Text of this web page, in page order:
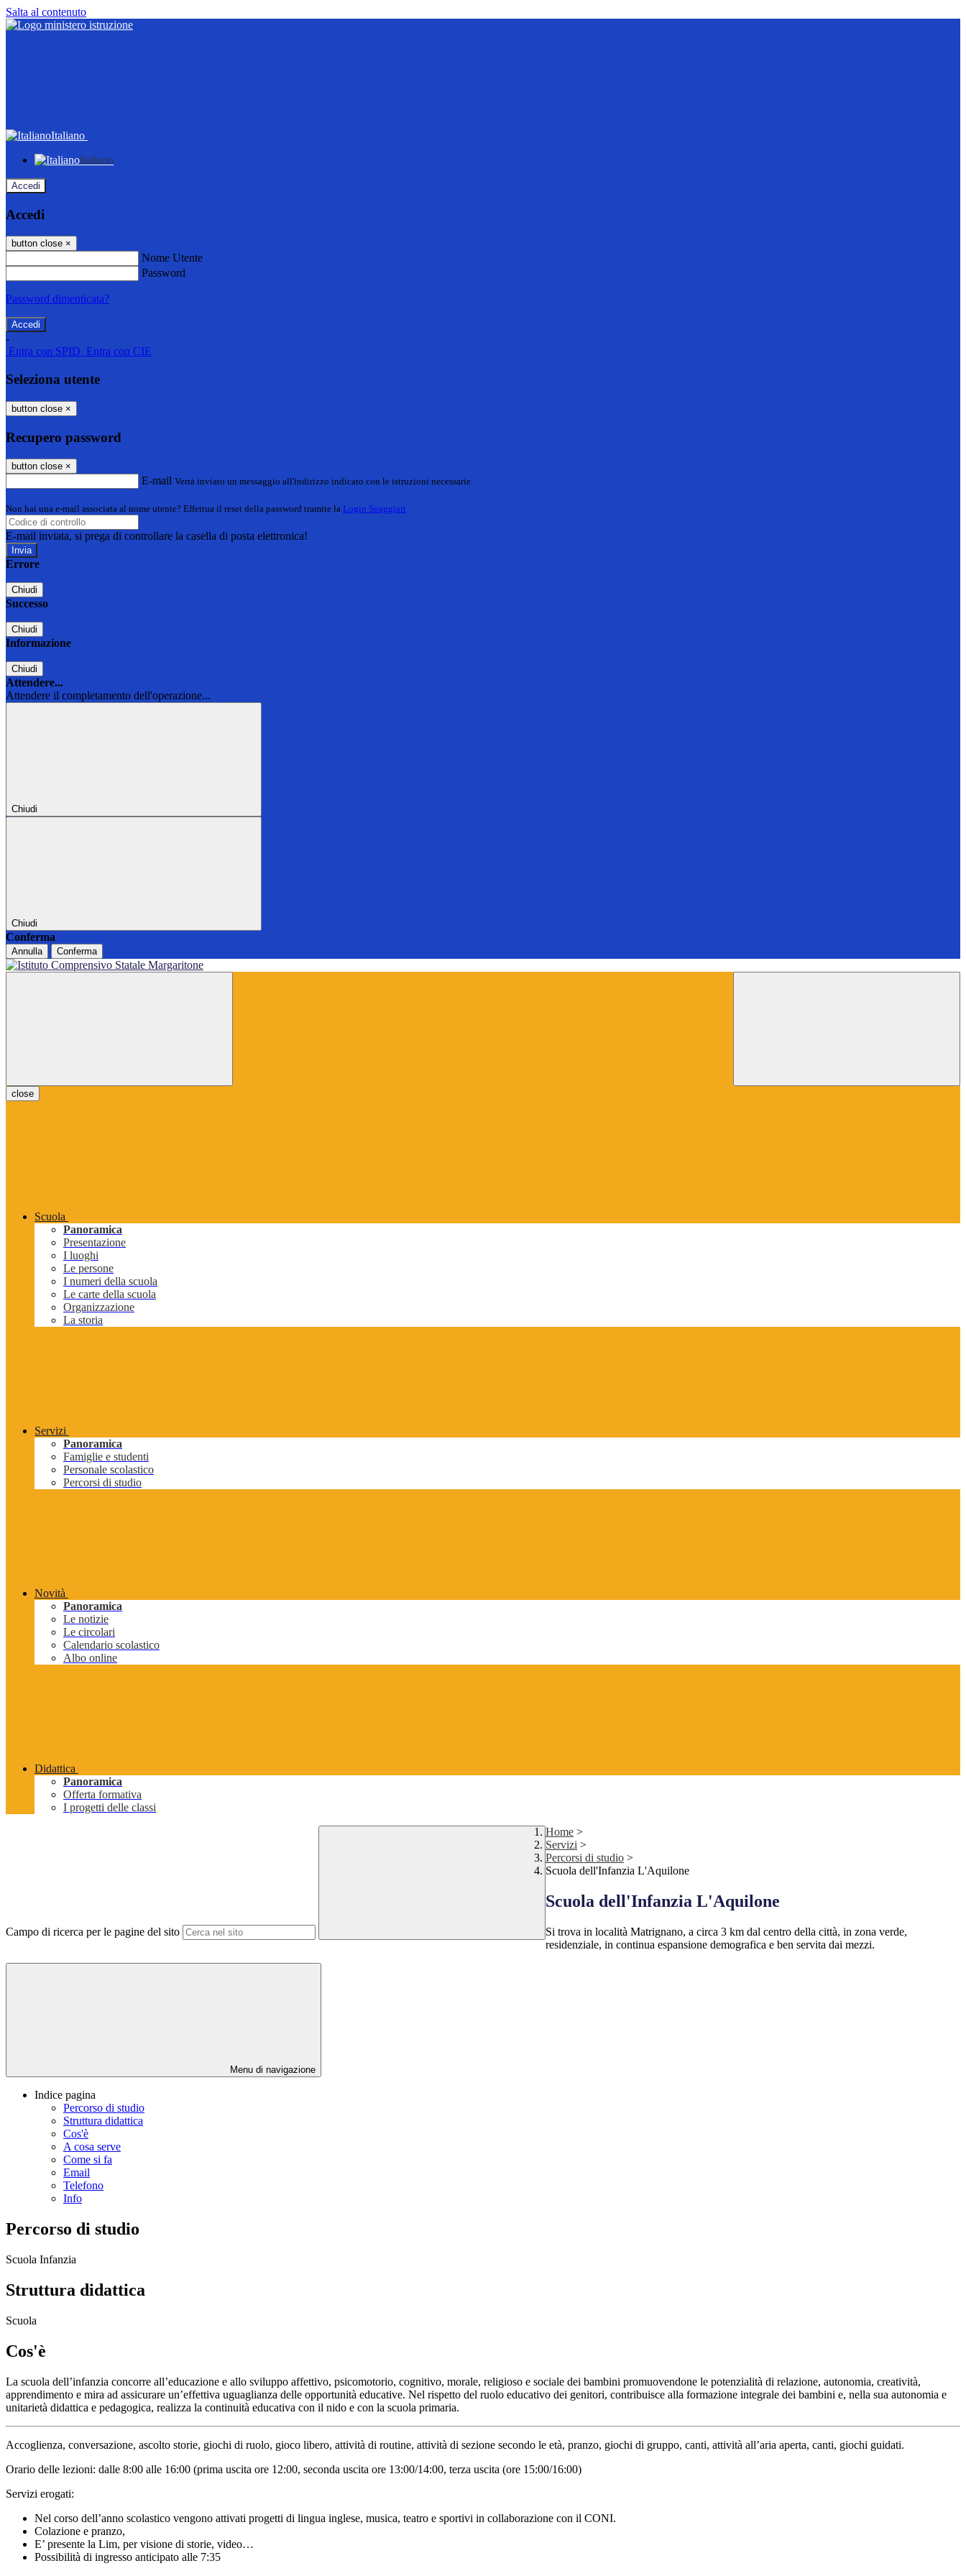
Salta al contenuto
Italiano
Italiano
Accedi
Accedi
button close ×
Nome Utente
Password
Password dimenticata?
-
Entra con SPID Entra con CIE
Seleziona utente
button close ×
Recupero password
button close ×
E-mail Verrà inviato un messaggio all'indirizzo indicato con le istruzioni necessarie.
Non hai una e-mail associata al nome utente? Effettua il reset della password tramite la Login Spaggiari
E-mail inviata, si prega di controllare la casella di posta elettronica!
Errore
Chiudi
Successo
Chiudi
Informazione
Chiudi
Attendere...
Attendere il completamento dell'operazione...
Chiudi
Chiudi
Conferma
Annulla Conferma
close
Scuola
Panoramica
Presentazione
I luoghi
Le persone
I numeri della scuola
Le carte della scuola
Organizzazione
La storia
Servizi
Panoramica
Famiglie e studenti
Personale scolastico
Percorsi di studio
Novità
Panoramica
Le notizie
Le circolari
Calendario scolastico
Albo online
Didattica
Panoramica
Offerta formativa
I progetti delle classi
Campo di ricerca per le pagine del sito
Home >
Servizi >
Percorsi di studio >
Scuola dell'Infanzia L'Aquilone
Scuola dell'Infanzia L'Aquilone
Si trova in località Matrignano, a circa 3 km dal centro della città, in zona verde,
residenziale, in continua espansione demografica e ben servita dai mezzi.
Menu di navigazione
Indice pagina
Percorso di studio
Struttura didattica
Cos'è
A cosa serve
Come si fa
Email
Telefono
Info
Percorso di studio
Scuola Infanzia
Struttura didattica
Scuola
Cos'è
La scuola dell’infanzia concorre all’educazione e allo sviluppo affettivo, psicomotorio, cognitivo, morale, religioso e sociale dei bambini promuovendone le potenzialità di relazione, autonomia, creatività,
apprendimento e mira ad assicurare un’effettiva uguaglianza delle opportunità educative. Nel rispetto del ruolo educativo dei genitori, contribuisce alla formazione integrale dei bambini e, nella sua autonomia e
unitarietà didattica e pedagogica, realizza la continuità educativa con il nido e con la scuola primaria.
Accoglienza, conversazione, ascolto storie, giochi di ruolo, gioco libero, attività di routine, attività di sezione secondo le età, pranzo, giochi di gruppo, canti, attività all’aria aperta, canti, giochi guidati.
Orario delle lezioni: dalle 8:00 alle 16:00 (prima uscita ore 12:00, seconda uscita ore 13:00/14:00, terza uscita (ore 15:00/16:00)
Servizi erogati:
Nel corso dell’anno scolastico vengono attivati progetti di lingua inglese, musica, teatro e sportivi in collaborazione con il CONI.
Colazione e pranzo,
E’ presente la Lim, per visione di storie, video…
Possibilità di ingresso anticipato alle 7:35